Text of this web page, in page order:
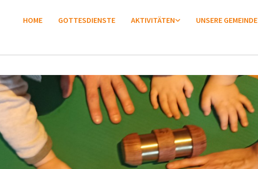
HOME GOTTESDIENSTE AKTIVITÄTEN UNSERE GEMEINDE